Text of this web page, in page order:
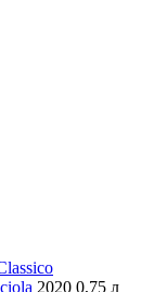
2020 0,75 л